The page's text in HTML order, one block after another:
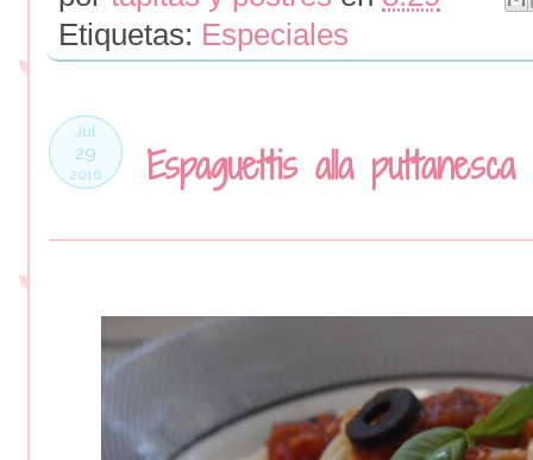
Etiquetas: Especiales
Jul
29
2016 Espaguettis alla puttanesca